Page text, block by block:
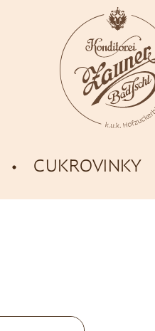
CUKROVINKY